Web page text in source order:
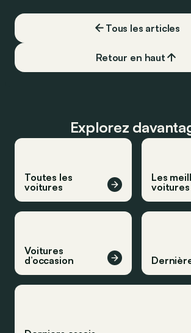
Tous les articles
Retour en haut
Explorez
Toutes les
voitures
Les
voitures
Voitures
d’occasion